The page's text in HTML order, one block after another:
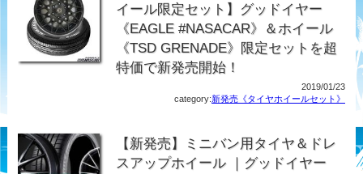
イール限定セット】グッドイヤー
《EAGLE #NASACAR》＆ホイール
《TSD GRENADE》限定セットを超
特価で新発売開始！
2019/01/23
category:新発売《タイヤホイールセット》
【新発売】ミニバン用タイヤ＆ドレ
スアップホイール ｜グッドイヤー